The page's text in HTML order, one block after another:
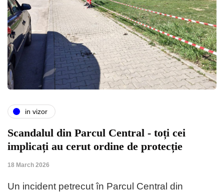
in vizor
Scandalul din Parcul Central - toți cei
implicați au cerut ordine de protecție
18 March 2026
Un incident petrecut în Parcul Central din